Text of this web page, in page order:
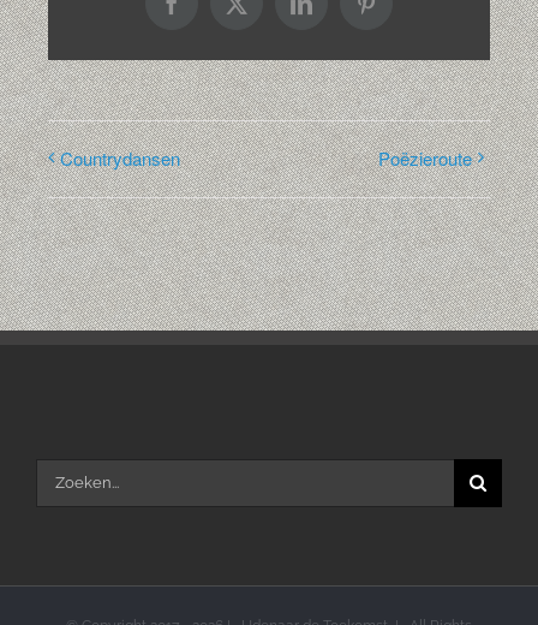
Facebook
X LinkedInPinterest
Countrydansen Poëzieroute
Zoeken